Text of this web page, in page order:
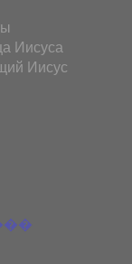
Иисуса
Иисус